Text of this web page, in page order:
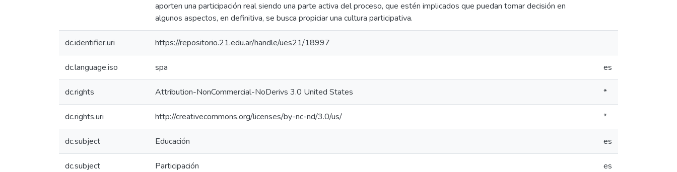
aporten una participación real siendo una parte activa del proceso, que estén implicados que puedan tomar decisión en
algunos aspectos, en definitiva, se busca propiciar una cultura participativa.
dc.identifier.uri https://repositorio.21.edu.ar/handle/ues21/18997
dc.language.iso spa es
dc.rights Attribution-NonCommercial-NoDerivs 3.0 United States *
dc.rights.uri http://creativecommons.org/licenses/by-nc-nd/3.0/us/ *
dc.subject Educación es
dc.subject Participación es